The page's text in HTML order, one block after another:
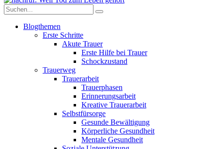
Blogthemen
Erste Schritte
Akute Trauer
Erste Hilfe bei Trauer
Schockzustand
Trauerweg
Trauerarbeit
Trauerphasen
Erinnerungsarbeit
Kreative Trauerarbeit
Selbstfürsorge
Gesunde Bewältigung
Körperliche Gesundheit
Mentale Gesundheit